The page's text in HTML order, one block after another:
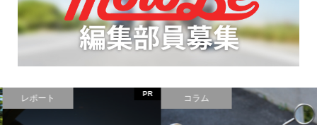
レポート PR コラム